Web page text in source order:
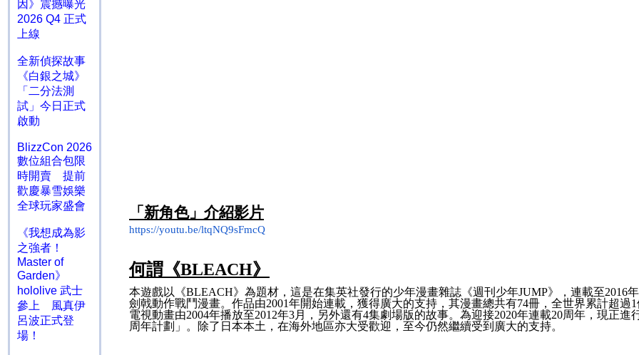
因》震撼曝光
2026 Q4 正式
上線
全新偵探故事
《白銀之城》
「二分法測
試」今日正式
啟動
BlizzCon 2026
數位組合包限
時開賣 提前
歡慶暴雪娛樂
全球玩家盛會
《我想成為影
之強者！
Master of
Garden》
hololive 武士
參上 風真伊
呂波正式登
場！
「新角色」介紹影片
https://youtu.be/ltqNQ9sFmcQ
何謂 《BLEACH》
本遊戲以《BLEACH》為題材，這是在集英社發行的少年漫畫雜誌《週刊少年JUMP》，連載至2016年
劍戟動作戰鬥漫畫。作品由2001年開始連載，獲得廣大的支持，其漫畫總共有74冊，全世界累計超過1
電視動畫由2004年播放至2012年3月，另外還有4集劇場版的故事。為迎接2020年連載20周年，現正進
周年計劃」。除了日本本土，在海外地區亦大受歡迎，至今仍然繼續受到廣大的支持。